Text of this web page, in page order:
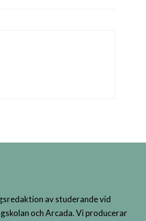
av studerande vid
och Arcada. Vi producerar